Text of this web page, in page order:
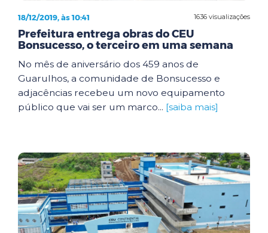
1636 visualizações
18/12/2019, às 10:41
Prefeitura entrega obras do CEU
Bonsucesso, o terceiro em uma semana
No mês de aniversário dos 459 anos de
Guarulhos, a comunidade de Bonsucesso e
adjacências recebeu um novo equipamento
público que vai ser um marco... [saiba mais]